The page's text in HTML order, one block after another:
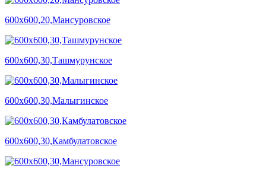
600х600,20,Мансуровское
600х600,30,Ташмурунское
600х600,30,Малыгинское
600х600,30,Камбулатовское